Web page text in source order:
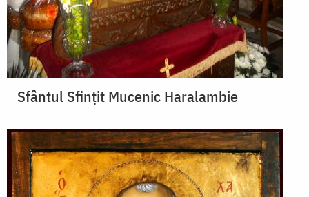
Sfântul Sfințit Mucenic Haralambie